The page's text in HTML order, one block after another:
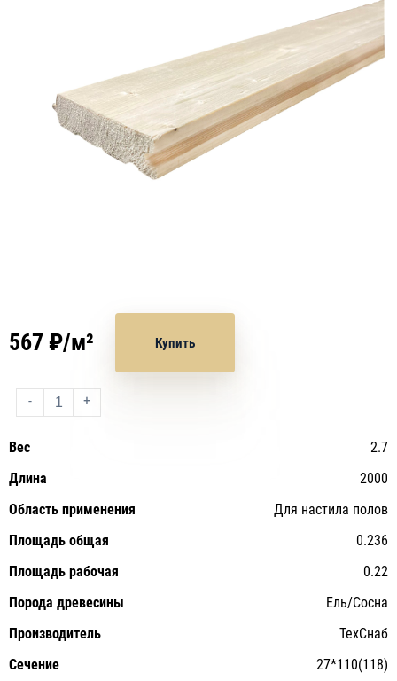
567 ₽/м² Купить
- +
Вес
2.7
Длина
2000
Область применения
Для настила полов
Площадь общая
0.236
Площадь рабочая
0.22
Порода древесины
Ель/Сосна
Производитель
ТехСнаб
Сечение
27*110(118)